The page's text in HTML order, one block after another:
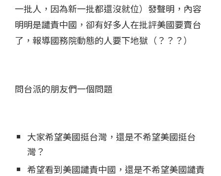
一批人，因為新一批都還沒就位）發聲明，內容
明明是譴責中國​，卻有好多人在批評美國要賣台
了​，報導國務院動態的人要下地獄（？？？）
問台派的朋友們一個問題​
大家希望美國挺台灣，還是不希望美國挺台
灣？​
希望看到美國譴責中國，還是不希望美國譴責